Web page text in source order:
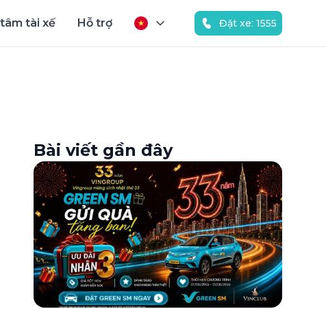
tài xế Hỗ trợ Đặt xe: 1555
Bài viết gần đây